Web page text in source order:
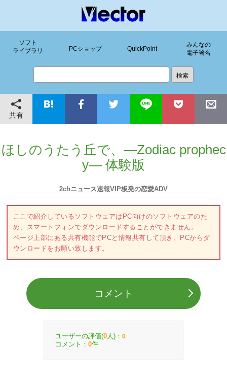
ソフト
ライブラリ
PCショップ QuickPoint
みんなの
電子署名
共有
ほしのうたう丘で、―Zodiac prophec
y― 体験版
2chニュース速報VIP板発の恋愛ADV
ここで紹介しているソフトウェアはPC向けのソフトウェアのた
め、スマートフォンでダウンロードすることができません。
ページ上部にある共有機能でPCと情報共有して頂き、PCからダ
ウンロードをお願い致します。
コメント
ユーザーの評価(0 人)： 0
コメント： 0件